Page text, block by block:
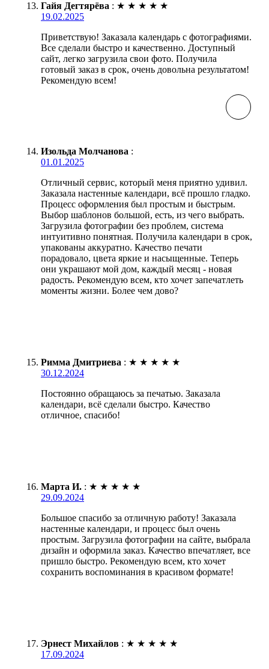
Гайя Дегтярёва : ★ ★ ★ ★ ★
19.02.2025
Приветствую! Заказала календарь с фотографиями.
Все сделали быстро и качественно. Доступный
сайт, легко загрузила свои фото. Получила
готовый заказ в срок, очень довольна результатом!
Рекомендую всем!
Изольда Молчанова :
01.01.2025
Отличный сервис, который меня приятно удивил.
Заказала настенные календари, всё прошло гладко.
Процесс оформления был простым и быстрым.
Выбор шаблонов большой, есть, из чего выбрать.
Загрузила фотографии без проблем, система
интуитивно понятная. Получила календари в срок,
упакованы аккуратно. Качество печати
порадовало, цвета яркие и насыщенные. Теперь
они украшают мой дом, каждый месяц - новая
радость. Рекомендую всем, кто хочет запечатлеть
моменты жизни. Более чем дово?
Римма Дмитриева : ★ ★ ★ ★ ★
30.12.2024
Постоянно обращаюсь за печатью. Заказала
календари, всё сделали быстро. Качество
отличное, спасибо!
Марта И. : ★ ★ ★ ★ ★
29.09.2024
Большое спасибо за отличную работу! Заказала
настенные календари, и процесс был очень
простым. Загрузила фотографии на сайте, выбрала
дизайн и оформила заказ. Качество впечатляет, все
пришло быстро. Рекомендую всем, кто хочет
сохранить воспоминания в красивом формате!
Эрнест Михайлов : ★ ★ ★ ★ ★
17.09.2024